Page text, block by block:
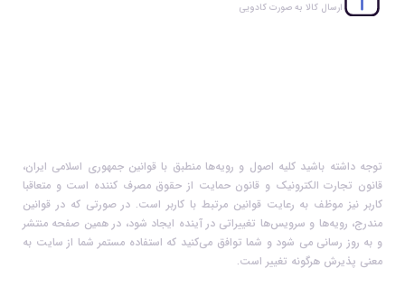
ارسال کالا به صورت کادویی
توجه داشته باشید کلیه اصول و رویه‏‌ها منطبق با قوانین جمهوری اسلامی ایران،
قانون تجارت الکترونیک و قانون حمایت از حقوق مصرف کننده است و متعاقبا
کاربر نیز موظف به رعایت قوانین مرتبط با کاربر است. در صورتی که در قوانین
مندرج، رویه‏‌ها و سرویس‏‌ها تغییراتی در آینده ایجاد شود، در همین صفحه منتشر
و به روز رسانی می شود و شما توافق می‏‌کنید که استفاده مستمر شما از سایت به
معنی پذیرش هرگونه تغییر است.